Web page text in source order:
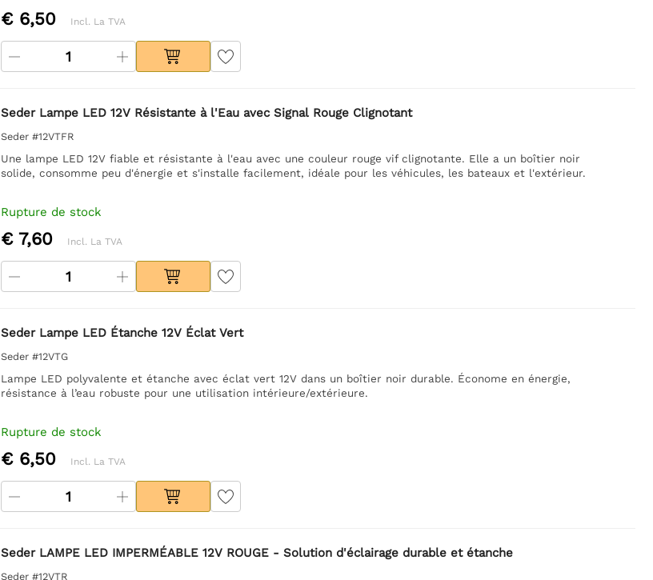
€ 6,50 Incl. La TVA
Seder Lampe LED 12V Résistante à l'Eau avec Signal Rouge Clignotant
Seder #12VTFR
Une lampe LED 12V fiable et résistante à l'eau avec une couleur rouge vif clignotante. Elle a un boîtier noir
solide, consomme peu d'énergie et s'installe facilement, idéale pour les véhicules, les bateaux et l'extérieur.
Rupture de stock
€ 7,60 Incl. La TVA
Seder Lampe LED Étanche 12V Éclat Vert
Seder #12VTG
Lampe LED polyvalente et étanche avec éclat vert 12V dans un boîtier noir durable. Économe en énergie,
résistance à l’eau robuste pour une utilisation intérieure/extérieure.
Rupture de stock
€ 6,50 Incl. La TVA
Seder LAMPE LED IMPERMÉABLE 12V ROUGE - Solution d'éclairage durable et étanche
Seder #12VTR